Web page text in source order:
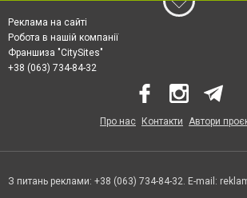
Реклама на сайті
Робота в нашій компанії
Франшиза "CitySites"
+38 (063) 734-84-32
Про нас Контакти Автори
З питань реклами: +38 (063) 734-84-32. E-mail: